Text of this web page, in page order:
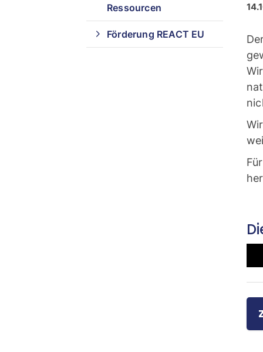
Ressourcen
Förderung REACT EU